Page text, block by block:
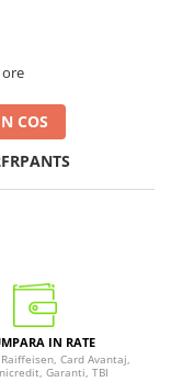
ore
COS
IN RATE
Card Avantaj,
Garanti, TBI